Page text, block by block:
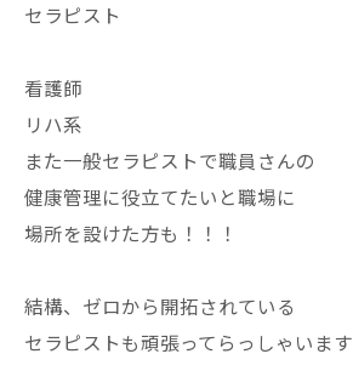
セラピスト
看護師
リハ系
また一般セラピストで職員さんの
健康管理に役立てたいと職場に
場所を設けた方も！！！
結構、ゼロから開拓されている
セラピストも頑張ってらっしゃいます